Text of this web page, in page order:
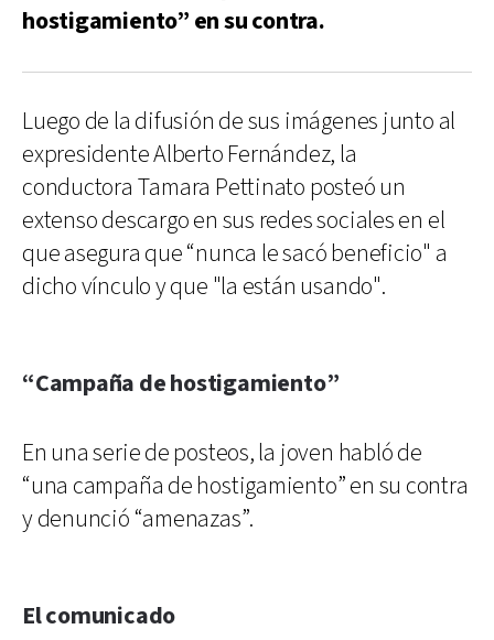
hostigamiento” en su contra.
Luego de la difusión de sus imágenes junto al
expresidente Alberto Fernández, la
conductora Tamara Pettinato posteó un
extenso descargo en sus redes sociales en el
que asegura que “nunca le sacó beneficio" a
dicho vínculo y que "la están usando".
“Campaña de hostigamiento”
En una serie de posteos, la joven habló de
“una campaña de hostigamiento” en su contra
y denunció “amenazas”.
El comunicado